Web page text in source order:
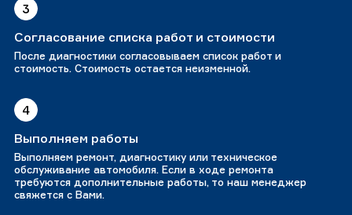
3
Согласование списка работ и стоимости
После диагностики согласовываем список работ и
стоимость. Стоимость остается неизменной.
4
Выполняем работы
Выполняем ремонт, диагностику или техническое
обслуживание автомобиля. Если в ходе ремонта
требуются дополнительные работы, то наш менеджер
свяжется с Вами.